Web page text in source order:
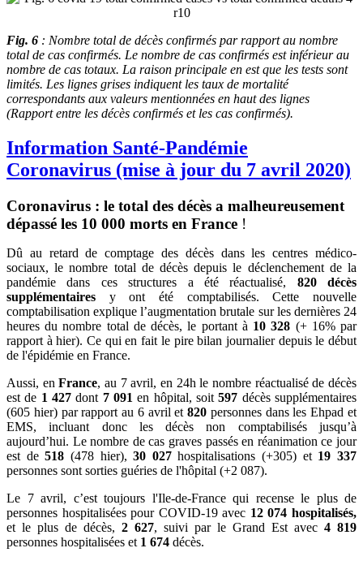
Fig. 6 : Nombre total de décès confirmés par rapport au nombre
total de cas confirmés. Le nombre de cas confirmés est inférieur au
nombre de cas totaux. La raison principale en est que les tests sont
limités. Les lignes grises indiquent les taux de mortalité
correspondants aux valeurs mentionnées en haut des lignes
(Rapport entre les décès confirmés et les cas confirmés).
Information Santé-Pandémie
Coronavirus (mise à jour du 7 avril 2020)
Coronavirus : le total des décès a malheureusement
dépassé les 10 000 morts en France !
Dû au retard de comptage des décès dans les centres médico-
sociaux, le nombre total de décès depuis le déclenchement de la
pandémie dans ces structures a été réactualisé, 820 décès
supplémentaires y ont été comptabilisés. Cette nouvelle
comptabilisation explique l’augmentation brutale sur les dernières 24
heures du nombre total de décès, le portant à 10 328 (+ 16% par
rapport à hier). Ce qui en fait le pire bilan journalier depuis le début
de l'épidémie en France.
Aussi, enFrance, au 7 avril, en 24h le nombre réactualisé de décès
est de 1 427dont 7 091en hôpital, soit597 décès supplémentaires
(605 hier) par rapport au 6 avril et820 personnes dans les Ehpad et
EMS, incluant donc les décès non comptabilisés jusqu’à
aujourd’hui. Le nombre de cas graves passés en réanimation ce jour
est de518 (478 hier),30 027hospitalisations (+305) et 19 337
personnes sont sorties guéries de l'hôpital (+2 087).
Le 7 avril, c’est toujours l'Ile-de-France qui recense le plus de
personnes hospitalisées pour COVID-19 avec 12 074 hospitalisés,
et le plus de décès, 2 627, suivi par le Grand Est avec 4 819
personnes hospitalisées et 1 674 décès.